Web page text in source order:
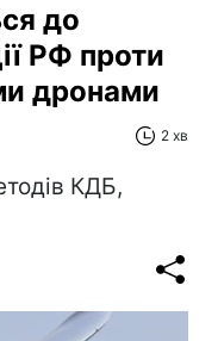
до
РФ проти
дронами
2 хв
КДБ,